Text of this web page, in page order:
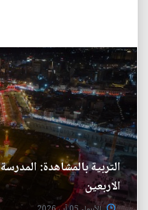
التربية بالمشاهدة:
الاربعين